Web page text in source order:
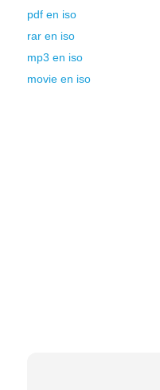
pdf en iso
rar en iso
mp3 en iso
movie en iso